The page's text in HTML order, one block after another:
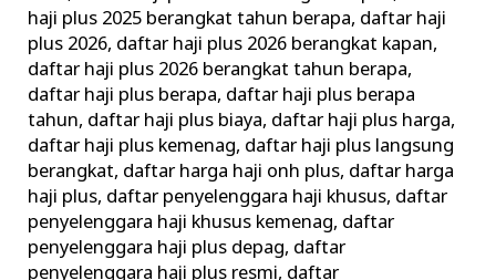
haji plus 2025 berangkat tahun berapa, daftar haji
plus 2026, daftar haji plus 2026 berangkat kapan,
daftar haji plus 2026 berangkat tahun berapa,
daftar haji plus berapa, daftar haji plus berapa
tahun, daftar haji plus biaya, daftar haji plus harga,
daftar haji plus kemenag, daftar haji plus langsung
berangkat, daftar harga haji onh plus, daftar harga
haji plus, daftar penyelenggara haji khusus, daftar
penyelenggara haji khusus kemenag, daftar
penyelenggara haji plus depag, daftar
penyelenggara haji plus resmi, daftar